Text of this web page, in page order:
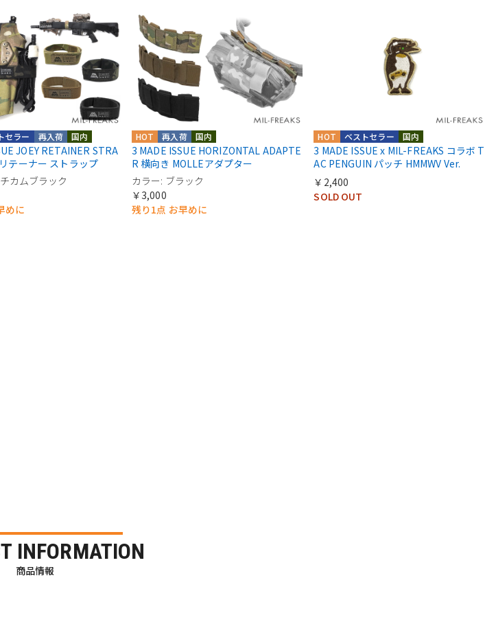
国内
再入荷
セラー
JOEY RETAINER STRA
テーナー ストラップ
カムブラック
めに
国内
再入荷
HOT
3 MADE ISSUE HORIZONTAL ADAPTE
R 横向き MOLLEアダプター
カラー: ブラック
￥3,000
残り1点 お早めに
国内
ベストセラー
HOT
3 MADE ISSUE x MIL-FREAKS コラボ T
AC PENGUIN パッチ HMMWV Ver.
￥2,400
SOLD OUT
INFORMATION
商品情報